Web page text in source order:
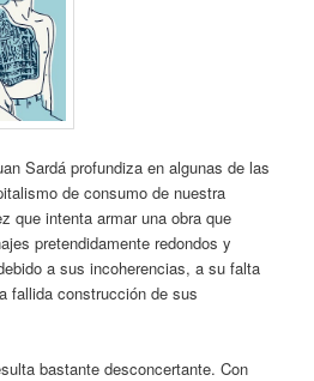
Sardá profundiza en algunas de las
de consumo de nuestra
que intenta armar una obra que
pretendidamente redondos y
a sus incoherencias, a su falta
fallida construcción de sus
bastante desconcertante. Con